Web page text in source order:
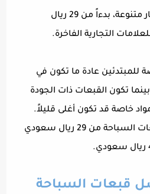
تجد قبعات سباحة بأسعار متنوعة، بدءاً من 29 ريال
التجارية الفاخرة.
للمبتدئين عادة ما تكون في
تكون القبعات ذات الجودة
خاصة قد تكون أغلى قليلاً.
و غالب ما تبدأ أسعار قبعات السباحة من 29 ريال سعودي
قبعات السباحة